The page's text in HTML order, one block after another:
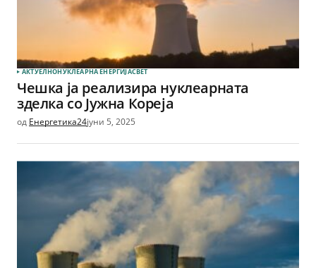
АКТУЕЛНОНУКЛЕАРНА ЕНЕРГИЈАСВЕТ
Чешка ја реализира нуклеарната
зделка со Јужна Кореја
од Енергетика24јуни 5, 2025